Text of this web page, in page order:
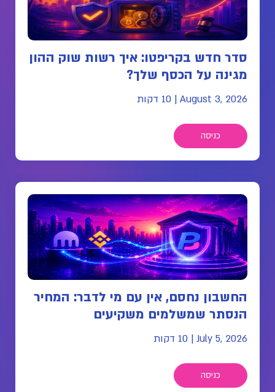
סדר חדש בקריפטו: איך רשות שוק ההון
מגינה על הכסף שלך?
August 3, 2026
| 10 דקות
כניסה
החשבון נחסם, אין עם מי לדבר: המחיר
הנסתר שמשלמים משקיעים
July 5, 2026
| 10 דקות
כניסה